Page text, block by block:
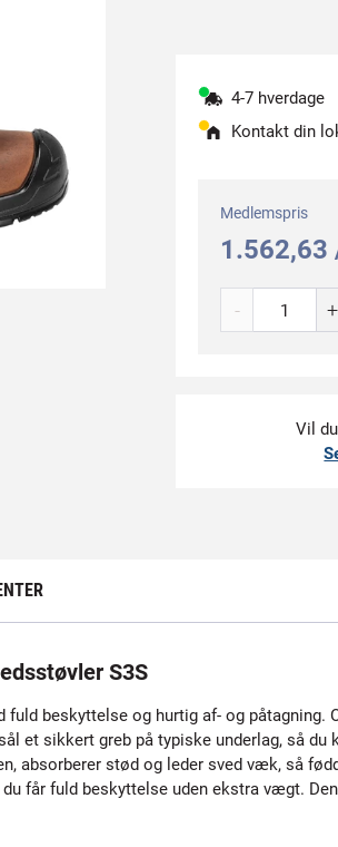
4-7 hverdage
Kontakt din
Medlemspris
1.562,63
- +
Vil
S3S
beskyttelse og hurtig af- og
et sikkert greb på typiske underlag, så
absorberer stød og leder sved væk, så
får fuld beskyttelse uden ekstra vægt.